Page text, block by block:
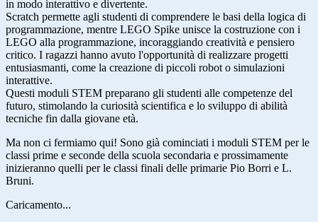
in modo interattivo e divertente.
Scratch permette agli studenti di comprendere le basi della logica di
programmazione, mentre LEGO Spike unisce la costruzione con i
LEGO alla programmazione, incoraggiando creatività e pensiero
critico. I ragazzi hanno avuto l'opportunità di realizzare progetti
entusiasmanti, come la creazione di piccoli robot o simulazioni
interattive.
Questi moduli STEM preparano gli studenti alle competenze del
futuro, stimolando la curiosità scientifica e lo sviluppo di abilità
tecniche fin dalla giovane età.
Ma non ci fermiamo qui! Sono già cominciati i moduli STEM per le
classi prime e seconde della scuola secondaria e prossimamente
inizieranno quelli per le classi finali delle primarie Pio Borri e L.
Bruni.
Caricamento...